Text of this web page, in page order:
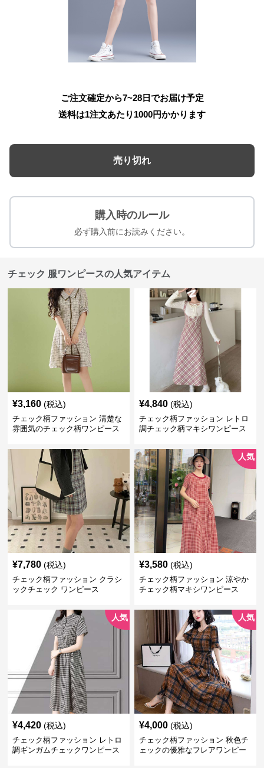
ご注文確定から7~28日でお届け予定
送料は1注文あたり 1000円かかります
売り切れ
購入時のルール
必ず購入前にお読みください。
チェック 服ワンピースの人気アイテム
¥3,160 (税込)
チェック柄ファッション 清楚な
雰囲気のチェック柄ワンピース
¥4,840 (税込)
チェック柄ファッション レトロ
調チェック柄マキシワンピース
¥7,780 (税込)
チェック柄ファッション クラシ
ックチェック ワンピース
人気
¥3,580 (税込)
チェック柄ファッション 涼やか
チェック柄マキシワンピース
人気
¥4,420 (税込)
チェック柄ファッション レトロ
調ギンガムチェックワンピース
人気
¥4,000 (税込)
チェック柄ファッション 秋色チ
ェックの優雅なフレアワンピー